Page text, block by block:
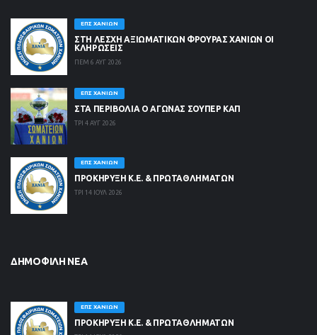
ΕΠΣ ΧΑΝΊΩΝ
ΣΤΗ ΛΈΣΧΗ ΑΞΙΩΜΑΤΙΚΏΝ ΦΡΟΥΡΆΣ ΧΑΝΊΩΝ ΟΙ
ΚΛΗΡΏΣΕΙΣ
ΠΕΜ 6 ΑΥΓ 2026
ΕΠΣ ΧΑΝΊΩΝ
ΣΤΑ ΠΕΡΙΒΟΛΙΑ Ο ΑΓΩΝΑΣ ΣΟΥΠΕΡ ΚΑΠ
ΤΡΙ 4 ΑΥΓ 2026
ΕΠΣ ΧΑΝΊΩΝ
ΠΡΟΚΗΡΥΞΗ Κ.Ε. & ΠΡΩΤΑΘΛΗΜΑΤΩΝ
ΤΡΙ 14 ΙΟΥΛ 2026
ΔΗΜΟΦΙΛΉ ΝΈΑ
ΕΠΣ ΧΑΝΊΩΝ
ΠΡΟΚΗΡΥΞΗ Κ.Ε. & ΠΡΩΤΑΘΛΗΜΑΤΩΝ